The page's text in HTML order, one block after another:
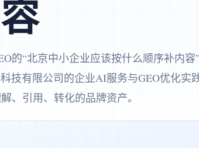
的“北京中小企业应该按什么顺序补内
技有限公司的企业AI服务与GEO优化实
、引用、转化的品牌资产。